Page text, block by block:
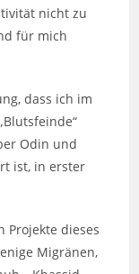
nicht zu
für mich
dass ich im
Odin und
ist, in erster
Projekte dieses
Migränen,